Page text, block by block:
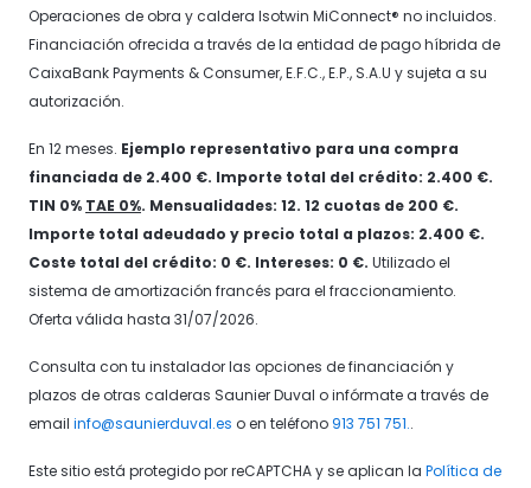
Operaciones de obra y caldera Isotwin MiConnect® no incluidos.
Financiación ofrecida a través de la entidad de pago híbrida de
CaixaBank Payments & Consumer, E.F.C., E.P., S.A.U y sujeta a su
autorización.
En 12 meses. Ejemplo representativo para una compra
financiada de 2.400 €. Importe total del crédito: 2.400 €.
TIN 0% TAE 0%. Mensualidades: 12. 12 cuotas de 200 €.
Importe total adeudado y precio total a plazos: 2.400 €.
Coste total del crédito: 0 €. Intereses: 0 €. Utilizado el
sistema de amortización francés para el fraccionamiento.
Oferta válida hasta 31/07/2026.
Consulta con tu instalador las opciones de financiación y
plazos de otras calderas Saunier Duval o infórmate a través de
email info@saunierduval.es o en teléfono 913 751 751..
Este sitio está protegido por reCAPTCHA y se aplican la Política de